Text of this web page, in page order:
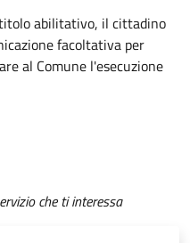
abilitativo, il cittadino
facoltativa per
al Comune l'esecuzione
che ti interessa